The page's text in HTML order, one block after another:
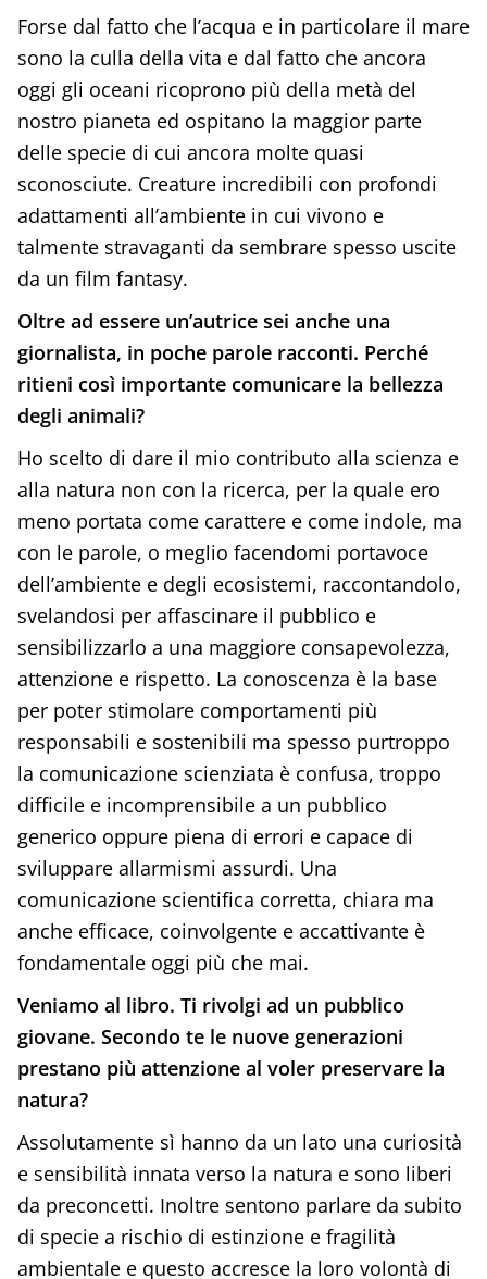
Forse dal fatto che l’acqua e in particolare il mare
sono la culla della vita e dal fatto che ancora
oggi gli oceani ricoprono più della metà del
nostro pianeta ed ospitano la maggior parte
delle specie di cui ancora molte quasi
sconosciute. Creature incredibili con profondi
adattamenti all’ambiente in cui vivono e
talmente stravaganti da sembrare spesso uscite
da un film fantasy.
Oltre ad essere un’autrice sei anche una
giornalista, in poche parole racconti. Perché
ritieni così importante comunicare la bellezza
degli animali?
Ho scelto di dare il mio contributo alla scienza e
alla natura non con la ricerca, per la quale ero
meno portata come carattere e come indole, ma
con le parole, o meglio facendomi portavoce
dell’ambiente e degli ecosistemi, raccontandolo,
svelandosi per affascinare il pubblico e
sensibilizzarlo a una maggiore consapevolezza,
attenzione e rispetto. La conoscenza è la base
per poter stimolare comportamenti più
responsabili e sostenibili ma spesso purtroppo
la comunicazione scienziata è confusa, troppo
difficile e incomprensibile a un pubblico
generico oppure piena di errori e capace di
sviluppare allarmismi assurdi. Una
comunicazione scientifica corretta, chiara ma
anche efficace, coinvolgente e accattivante è
fondamentale oggi più che mai.
Veniamo al libro. Ti rivolgi ad un pubblico
giovane. Secondo te le nuove generazioni
prestano più attenzione al voler preservare la
natura?
Assolutamente sì hanno da un lato una curiosità
e sensibilità innata verso la natura e sono liberi
da preconcetti. Inoltre sentono parlare da subito
di specie a rischio di estinzione e fragilità
ambientale e questo accresce la loro volontà di